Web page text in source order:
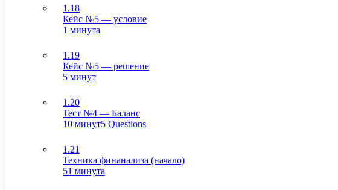
1.18
Кейс №5 — условие
1 минута
1.19
Кейс №5 — решение
5 минут
1.20
Тест №4 — Баланс
10 минут5 Questions
1.21
Техника финанализа (начало)
51 минута